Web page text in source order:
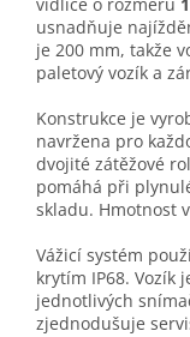
vidlice o rozměru
usnadňuje
je 200 mm, takže
paletový vozík a
Konstrukce je
navržena pro
dvojité zátěžové
pomáhá při
skladu. Hmotnost
Vážicí systém
krytím IP68. Vozík
jednotlivých
zjednodušuje